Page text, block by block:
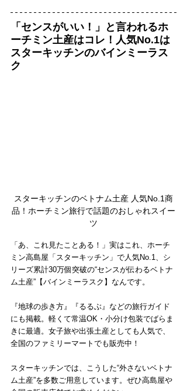
「センスがいい！」と言われるホ
ーチミン土産はコレ！人気No.1は
スターキッチンのバインミーラス
ク
スターキッチンのベトナム土産 人気No.1商
品！ホーチミン旅行で話題のおしゃれスイー
ツ
「あ、これ見たことある！」実はこれ、ホーチ
ミン高島屋「スターキッチン」で人気No.1、シ
リーズ累計30万個突破の“センスが伝わるベトナ
ム土産”【バインミーラスク】なんです。
『地球の歩き方』『るるぶ』などの旅行ガイド
にも掲載。軽くて常温OK・小分け包装でばらま
きに最適。女子旅や出張土産としても人気で、
全国のファミリーマートでも販売中！
スターキッチンでは、こうした“外さないベトナ
ム土産”を多数ご用意しています。ぜひ高島屋や